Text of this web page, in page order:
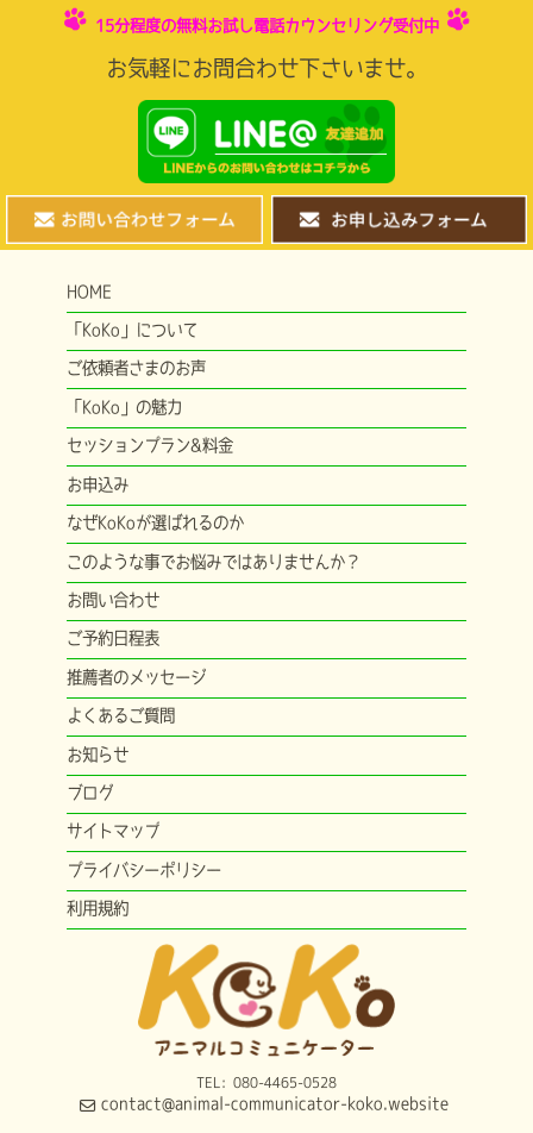
15分程度の無料お試し電話カウンセリング受付中
お気軽にお問合わせ下さいませ。
HOME
「KoKo」について
ご依頼者さまのお声
「KoKo」の魅力
セッションプラン&料金
お申込み
なぜKoKoが選ばれるのか
このような事でお悩みではありませんか？
お問い合わせ
ご予約日程表
推薦者のメッセージ
よくあるご質問
お知らせ
ブログ
サイトマップ
プライバシーポリシー
利用規約
TEL: 080-4465-0528
contact@animal-communicator-koko.website